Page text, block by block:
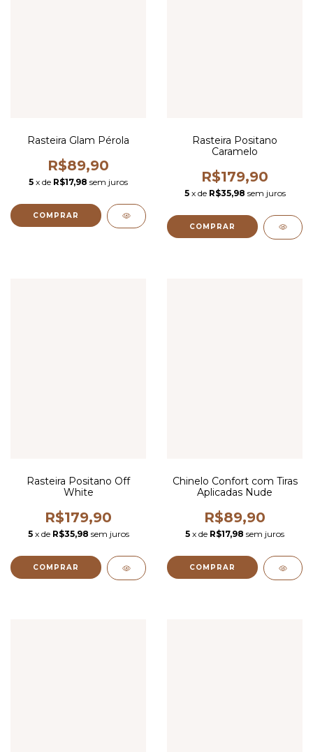
Rasteira Glam Pérola
R$89,90
5 x de R$17,98 sem juros
COMPRAR
Rasteira Positano
Caramelo
R$179,90
5 x de R$35,98 sem juros
COMPRAR
Rasteira Positano Off
White
R$179,90
5 x de R$35,98 sem juros
COMPRAR
Chinelo Confort com Tiras
Aplicadas Nude
R$89,90
5 x de R$17,98 sem juros
COMPRAR